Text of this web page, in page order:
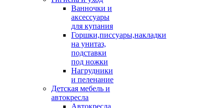
Ванночки и
аксессуары
для купания
Горшки,писсуары,накладки
на унитаз,
подставки
под ножки
Нагрудники
и пеленание
Детская мебель и
автокресла
Автокресла